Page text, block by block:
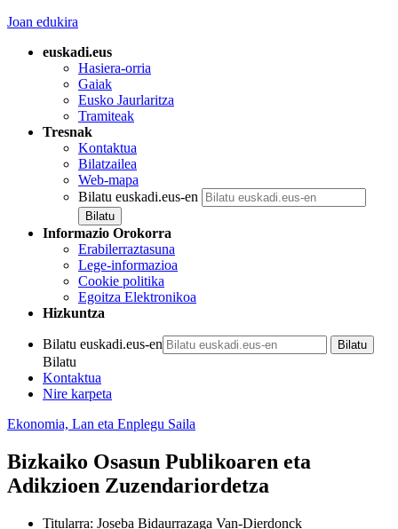
Joan edukira
euskadi.eus
Hasiera-orria
Gaiak
Eusko Jaurlaritza
Tramiteak
Tresnak
Kontaktua
Bilatzailea
Web-mapa
Bilatu euskadi.eus-en
Informazio Orokorra
Erabilerraztasuna
Lege-informazioa
Cookie politika
Egoitza Elektronikoa
Hizkuntza
Bilatu euskadi.eus-en
Bilatu
Kontaktua
Nire karpeta
Ekonomia, Lan eta Enplegu Saila
Bizkaiko Osasun Publikoaren eta
Adikzioen Zuzendariordetza
Titularra: Joseba Bidaurrazaga Van-Dierdonck